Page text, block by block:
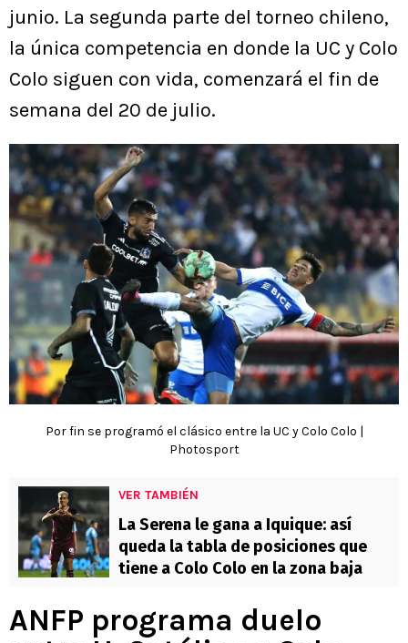
junio. La segunda parte del torneo chileno,
la única competencia en donde la UC y Colo
Colo siguen con vida, comenzará el fin de
semana del 20 de julio.
Por fin se programó el clásico entre la UC y Colo Colo |
Photosport
VER TAMBIÉN
La Serena le gana a Iquique: así
queda la tabla de posiciones que
tiene a Colo Colo en la zona baja
ANFP programa duelo